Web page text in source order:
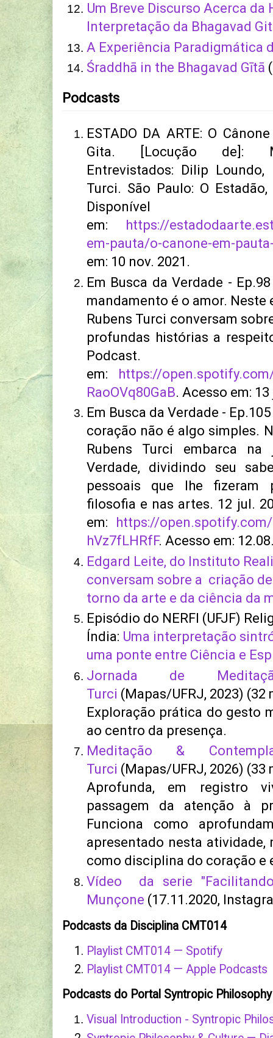
Um Breve Discurso Acerca da
Interpretação da Bhagavad
A Experiência Paradigmática
Śraddhā in the Bhagavad Gītā
Podcasts
ESTADO DA ARTE: O
Gita. [Locução de]:
Entrevistados: Dilip
Turci. São Paulo: O
Disponível
em:
https://
em-pauta/o-canone-em-
em: 10 nov. 2021.
Em Busca da Verdade -
mandamento é o amor.
Rubens Turci conversam
profundas histórias a
Podcast.
em: https://
RaoOVq80GaB. Acesso em:
Em Busca da Verdade -
coração não é algo simples.
Rubens Turci embarca
Verdade, dividindo seu
pessoais que lhe fizeram
filosofia e nas artes. 12 jul.
em:
https://
hVz7fLHRfF. Acesso em:
Edgard Leite, do Instituto
conversam sobre a criação
torno da arte e da ciência da
Episódio do NERFI (UFJF)
Índia: Uma interpretação
uma ponte entre Ciência e
Jornada de
Turci (Mapas/UFRJ, 2023) (32
Exploração prática do gesto
ao centro da presença.
Meditação &
Turci (Mapas/UFRJ, 2026) (33
Aprofunda, em registro
passagem da atenção à
Funciona como
apresentado nesta
como disciplina do coração e
Vídeo da serie
Munçone (17.11.2020,
Podcasts da Disciplina CMT014
Playlist CMT014 — Spotify
Playlist CMT014 — Apple Podcasts
Podcasts do Portal Syntropic
Visual Introduction - Syntropic